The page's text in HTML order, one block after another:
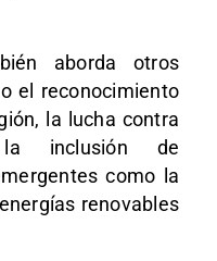
aborda otros
el reconocimiento
la lucha contra
inclusión de
como la
renovables